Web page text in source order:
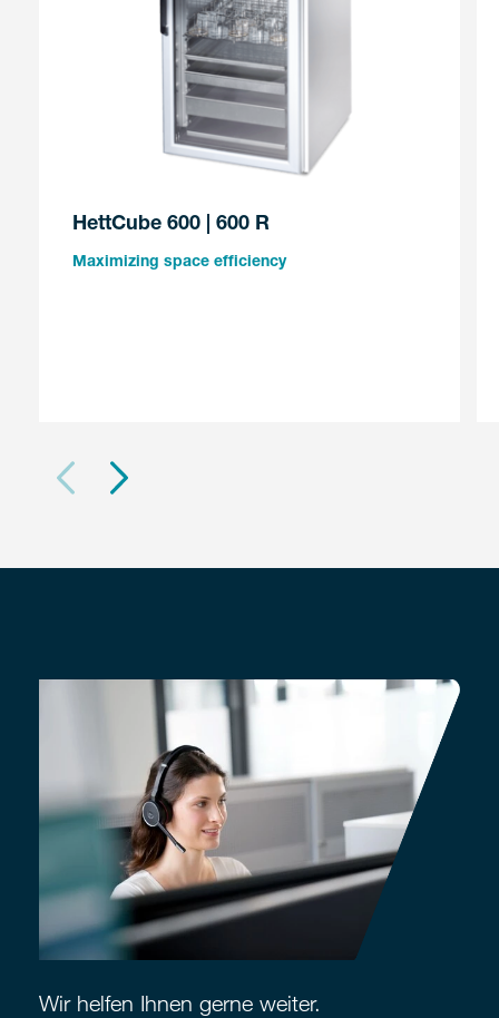
HettCube 600 | 600 R
Maximizing space efficiency
Wir helfen Ihnen gerne weiter.